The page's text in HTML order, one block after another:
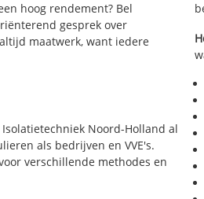
hoog rendement? Bel
gesprek over
maatwerk, want iedere
Noord-Holland al
als bedrijven en VVE's.
verschillende methodes en